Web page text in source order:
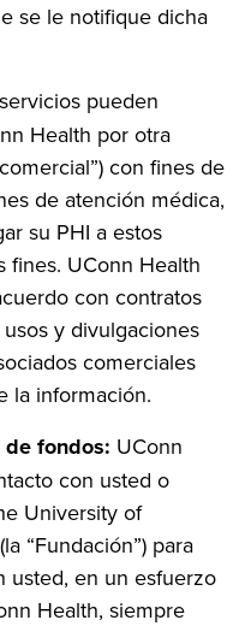
se le notifique dicha
pueden
Health por otra
con fines de
de atención médica,
su PHI a estos
fines. UConn Health
con contratos
y divulgaciones
comerciales
la información.
fondos: UConn
con usted o
University of
“Fundación”) para
usted, en un esfuerzo
Health, siempre